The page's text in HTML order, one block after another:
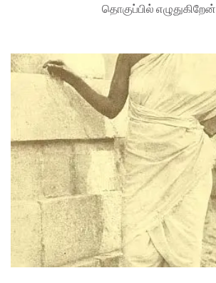
தொகுப்பில் எழுதுகிறேன்.